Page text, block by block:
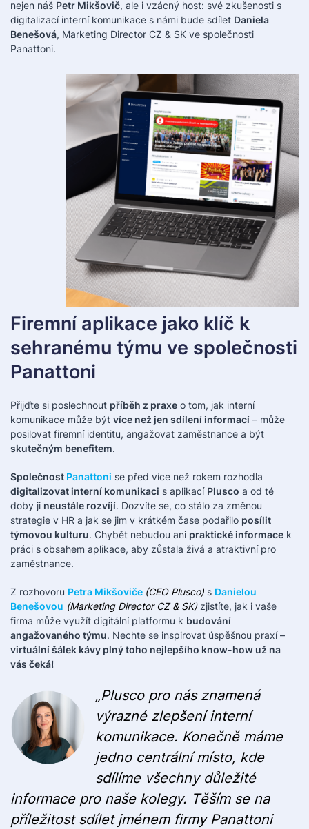
nejen náš Petr Mikšovič, ale i vzácný host: své zkušenosti s
digitalizací interní komunikace s námi bude sdílet Daniela
Benešová, Marketing Director CZ & SK ve společnosti
Panattoni.
Firemní aplikace jako klíč k
sehranému týmu ve společnosti
Panattoni
Přijďte si poslechnout příběh z praxe o tom, jak interní
komunikace může být více než jen sdílení informací – může
posilovat firemní identitu, angažovat zaměstnance a být
skutečným benefitem.
Společnost Panattoni se před více než rokem rozhodla
digitalizovat interní komunikaci s aplikací Plusco a od té
doby ji neustále rozvíjí. Dozvíte se, co stálo za změnou
strategie v HR a jak se jim v krátkém čase podařilo posílit
týmovou kulturu. Chybět nebudou ani praktické informace k
práci s obsahem aplikace, aby zůstala živá a atraktivní pro
zaměstnance.
Z rozhovoru Petra Mikšoviče (CEO Plusco) s Danielou
Benešovou (Marketing Director CZ & SK)zjistíte, jak i vaše
firma může využít digitální platformu k budování
angažovaného týmu. Nechte se inspirovat úspěšnou praxí –
virtuální šálek kávy plný toho nejlepšího know-how už na
vás čeká!
„Plusco pro nás znamená
výrazné zlepšení interní
komunikace. Konečně máme
jedno centrální místo, kde
sdílíme všechny důležité
informace pro naše kolegy. Těším se na
příležitost sdílet jménem firmy Panattoni